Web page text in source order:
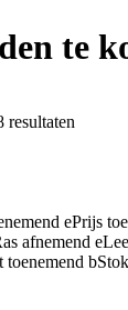
te
resultaten
ePrijs
afnemend e
toenemend b